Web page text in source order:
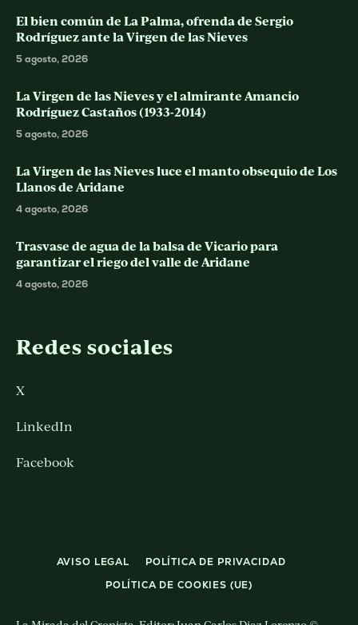
El bien común de La Palma, ofrenda de Sergio
Rodríguez ante la Virgen de las Nieves
5 agosto, 2026
La Virgen de las Nieves y el almirante Amancio
Rodríguez Castaños (1933-2014)
5 agosto, 2026
La Virgen de las Nieves luce el manto obsequio de Los
Llanos de Aridane
4 agosto, 2026
Trasvase de agua de la balsa de Vicario para
garantizar el riego del valle de Aridane
4 agosto, 2026
Redes sociales
X
LinkedIn
Facebook
AVISO LEGAL
POLÍTICA DE PRIVACIDAD
POLÍTICA DE COOKIES (UE)